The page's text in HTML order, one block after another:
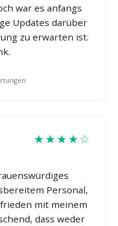
war es anfangs
Updates darüber
zu erwarten ist.
★★★★☆
Personal,
mit meinem
dass weder